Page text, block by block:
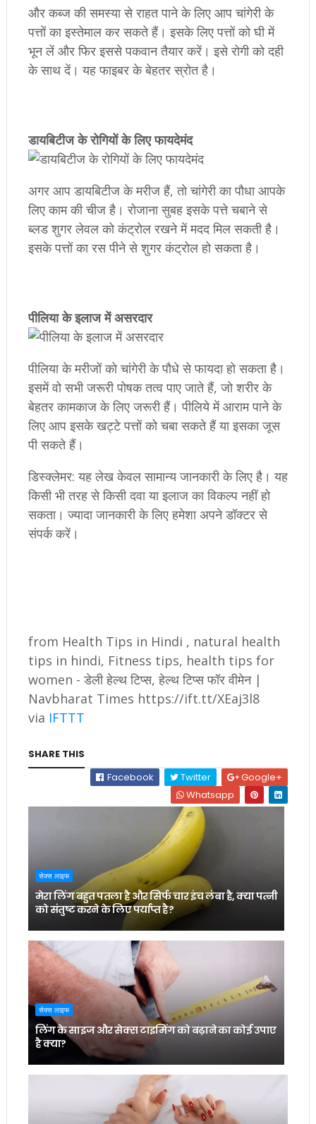
और कब्ज की समस्या से राहत पाने के लिए आप चांगेरी के
पत्तों का इस्तेमाल कर सकते हैं। इसके लिए पत्तों को घी में
भून लें और फिर इससे पकवान तैयार करें। इसे रोगी को दही
के साथ दें। यह फाइबर के बेहतर स्रोत है।
डायबिटीज के रोगियों के लिए फायदेमंद
अगर आप डायबिटीज के मरीज हैं, तो चांगेरी का पौधा आपके
लिए काम की चीज है। रोजाना सुबह इसके पत्ते चबाने से
ब्लड शुगर लेवल को कंट्रोल रखने में मदद मिल सकती है।
इसके पत्तों का रस पीने से शुगर कंट्रोल हो सकता है।
पीलिया के इलाज में असरदार
पीलिया के मरीजों को चांगेरी के पौधे से फायदा हो सकता है।
इसमें वो सभी जरूरी पोषक तत्व पाए जाते हैं, जो शरीर के
बेहतर कामकाज के लिए जरूरी हैं। पीलिये में आराम पाने के
लिए आप इसके खट्टे पत्तों को चबा सकते हैं या इसका जूस
पी सकते हैं।
डिस्क्लेमर: यह लेख केवल सामान्य जानकारी के लिए है। यह
किसी भी तरह से किसी दवा या इलाज का विकल्प नहीं हो
सकता। ज्यादा जानकारी के लिए हमेशा अपने डॉक्टर से
संपर्क करें।
from Health Tips in Hindi , natural health
tips in hindi, Fitness tips, health tips for
women - डेली हेल्थ टिप्स, हेल्थ टिप्स फॉर वीमेन |
Navbharat Times https://ift.tt/XEaj3l8
via IFTTT
SHARE THIS
Facebook
Twitter
Google+
Whatsapp
सेक्स लाइफ
मेरा लिंग बहुत पतला है और सिर्फ चार इंच लंबा है, क्या पत्नी
को संतुष्ट करने के लिए पर्याप्त है?
सेक्स लाइफ
लिंग के साइज और सेक्स टाइमिंग को बढ़ाने का कोई उपाए
है क्या?